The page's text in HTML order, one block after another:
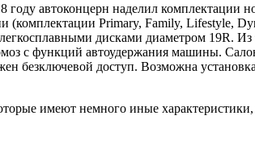
автоконцерн наделил комплектации
(комплектации Primary, Family, Lifestyle,
дисками диаметром 19R.
с функций автоудержания машины.
безключевой доступ. Возможна
имеют немного иные характеристики,